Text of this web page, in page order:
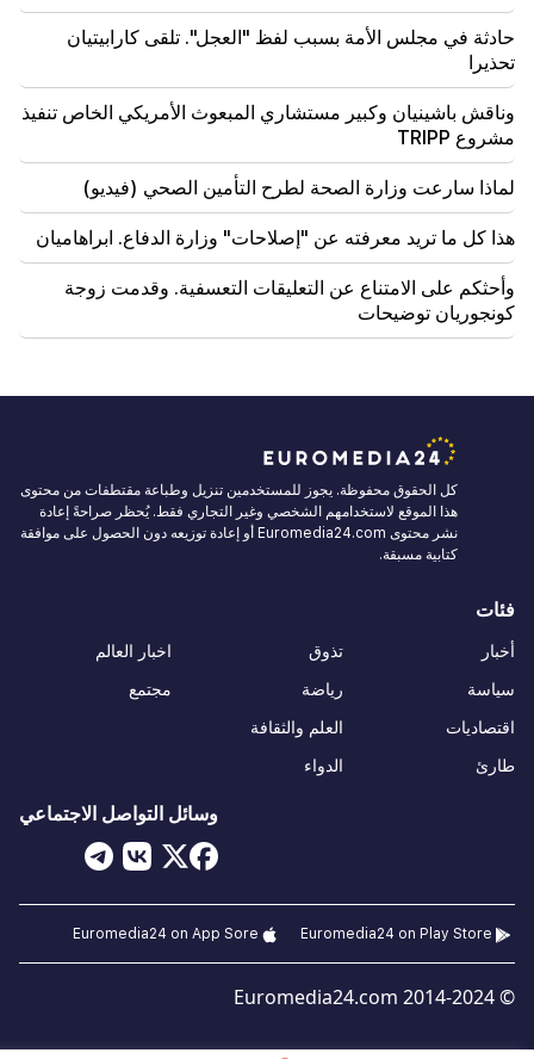
حادثة في مجلس الأمة بسبب لفظ "العجل". تلقى كارابيتيان
تحذيرا
وناقش باشينيان وكبير مستشاري المبعوث الأمريكي الخاص تنفيذ
مشروع TRIPP
لماذا سارعت وزارة الصحة لطرح التأمين الصحي (فيديو)
هذا كل ما تريد معرفته عن "إصلاحات" وزارة الدفاع. ابراهاميان
وأحثكم على الامتناع عن التعليقات التعسفية. وقدمت زوجة
كونجوريان توضيحات
كل الحقوق محفوظة. يجوز للمستخدمين تنزيل وطباعة مقتطفات من محتوى
هذا الموقع لاستخدامهم الشخصي وغير التجاري فقط. يُحظر صراحةً إعادة
نشر محتوى Euromedia24.com أو إعادة توزيعه دون الحصول على موافقة
كتابية مسبقة.
فئات
أخبار
سياسة
اقتصاديات
طارئ
تذوق
رياضة
العلم والثقافة
الدواء
اخبار العالم
مجتمع
وسائل التواصل الاجتماعي
© 2014-2024 Euromedia24.com
Euromedia24 on Play Store
Euromedia24 on App Sore